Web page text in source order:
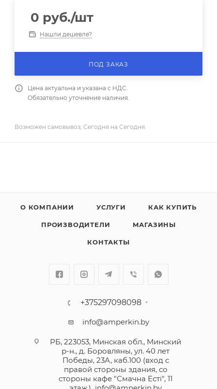
0 руб./шт
Нашли дешевле?
ПОД ЗАКАЗ
Цена актуальна и указана с НДС.
Обязательно уточнение наличия.
Возможен самовывоз, Сегодня на Сегодня.
О КОМПАНИИ УСЛУГИ КАК КУПИТЬ
ПРОИЗВОДИТЕЛИ МАГАЗИНЫ
КОНТАКТЫ
+375297098098
info@amperkin.by
РБ, 223053, Минская обл., Минский
р-н., д. Боровляны, ул. 40 лет
Победы, 23А, каб.100 (вход с
правой стороны здания, со
стороны кафе "Смачна Естi", 11